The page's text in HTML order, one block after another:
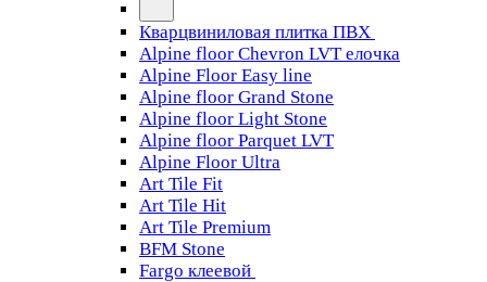
Кварцвиниловая плитка ПВХ
Alpine floor Chevron LVT елочка
Alpine Floor Easy line
Alpine floor Grand Stone
Alpine floor Light Stone
Alpine floor Parquet LVT
Alpine Floor Ultra
Art Tile Fit
Art Tile Hit
Art Tile Premium
BFM Stone
Fargo клеевой